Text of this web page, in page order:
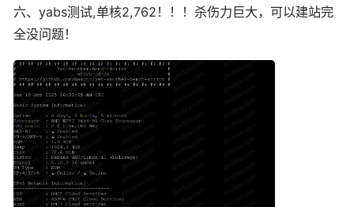
六、yabs测试,单核2,762！！！杀伤力巨大，可以建站完
全没问题！